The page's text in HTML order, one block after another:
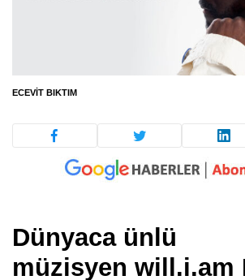
ECEVIT BIKTIM
Dünyaca ünlü
müzisyen will.i.am